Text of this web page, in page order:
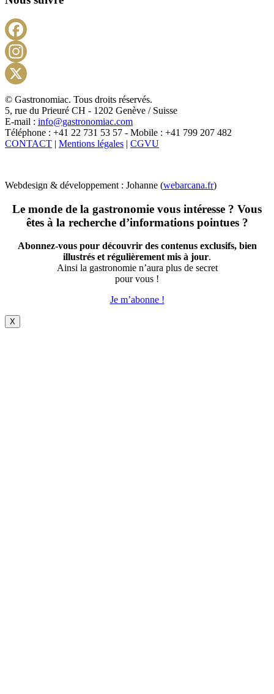
X
© Gastronomiac. Tous droits réservés.
5, rue du Prieuré CH - 1202 Genève / Suisse
E-mail : info@gastronomiac.com
Téléphone : +41 22 731 53 57 - Mobile : +41 799 207 482
CONTACT | Mentions légales | CGVU
Webdesign & développement : Johanne (webarcana.fr)
Le monde de la gastronomie vous intéresse ? Vous
êtes à la recherche d’informations pointues ?
Abonnez-vous pour découvrir des contenus exclusifs, bien
illustrés et régulièrement mis à jour.
Ainsi la gastronomie n’aura plus de secret
pour vous !
Je m’abonne !
X